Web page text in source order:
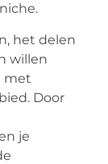
het delen
willen
met
Door
je